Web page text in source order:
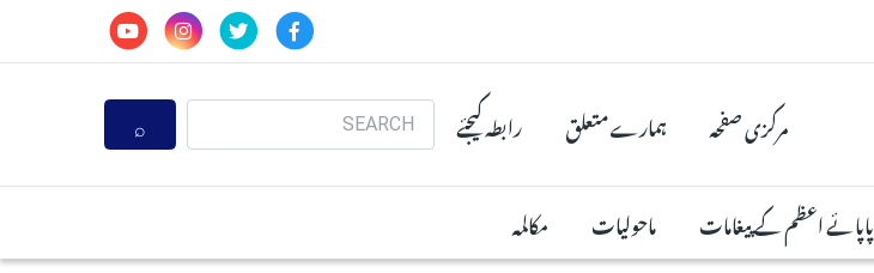
مرکزی صفحہ ہمارے متعلق رابطہ کیجئے
Search
پاپائے اعظم کے پیغامات ماحولیات مکالمہ